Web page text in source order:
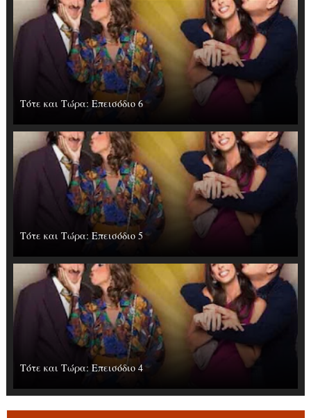
Τότε και Τώρα: Επεισόδιο 6
Τότε και Τώρα: Επεισόδιο 5
Τότε και Τώρα: Επεισόδιο 4